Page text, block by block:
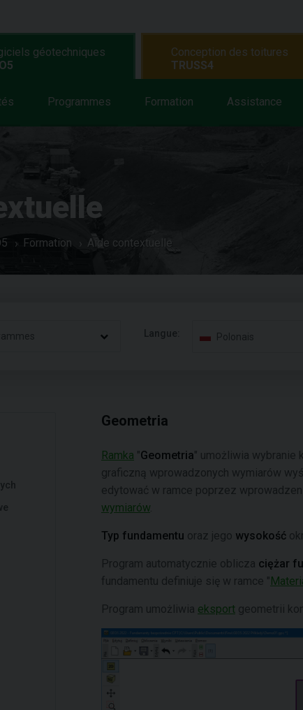
géotechniques
Programmes Formation Assistance
Conception des toitures
TRUSS4
Formation Aide contextuelle
Langue: Polonais
Geometria
Ramka "Geometria" umożliwia wybranie
graficzną wprowadzonych wymiarów
edytować w ramce poprzez
wymiarów
Typ fundamentu oraz jego wysokość
Program automatycznie oblicza ciężar
fundamentu definiuje się w ramce "
Program umożliwia eksport geometrii